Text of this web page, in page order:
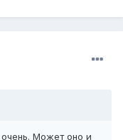
Может оно и